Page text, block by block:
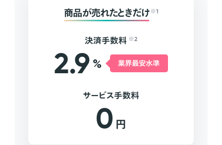
商品が売れたときだけ ※1
決済手数料 ※2
2.9 % 業界最安水準
サービス手数料
0 円